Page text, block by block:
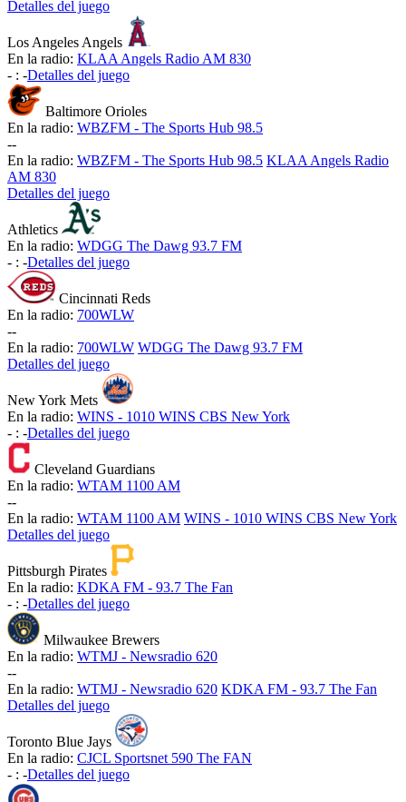
Detalles del juego
Los Angeles Angels
En la radio: KLAA Angels Radio AM 830
- : -Detalles del juego
Baltimore Orioles
En la radio: WBZFM - The Sports Hub 98.5
--
En la radio: WBZFM - The Sports Hub 98.5 KLAA Angels Radio
AM 830
Detalles del juego
Athletics
En la radio: WDGG The Dawg 93.7 FM
- : -Detalles del juego
Cincinnati Reds
En la radio: 700WLW
--
En la radio: 700WLW WDGG The Dawg 93.7 FM
Detalles del juego
New York Mets
En la radio: WINS - 1010 WINS CBS New York
- : -Detalles del juego
Cleveland Guardians
En la radio: WTAM 1100 AM
--
En la radio: WTAM 1100 AM WINS - 1010 WINS CBS New York
Detalles del juego
Pittsburgh Pirates
En la radio: KDKA FM - 93.7 The Fan
- : -Detalles del juego
Milwaukee Brewers
En la radio: WTMJ - Newsradio 620
--
En la radio: WTMJ - Newsradio 620 KDKA FM - 93.7 The Fan
Detalles del juego
Toronto Blue Jays
En la radio: CJCL Sportsnet 590 The FAN
- : -Detalles del juego